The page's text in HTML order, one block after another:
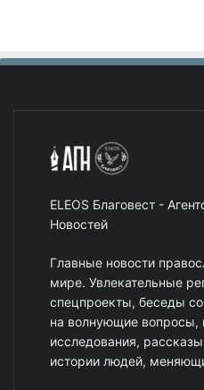
ELEOS Благовест -
Новостей
Главные новости
мире. Увлекательные
спецпроекты, беседы
на волнующие вопросы,
исследования,
истории людей,